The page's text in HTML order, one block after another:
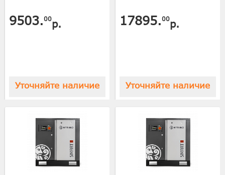
9503.00р.
Уточняйте наличие
17895.00р.
Уточняйте наличие